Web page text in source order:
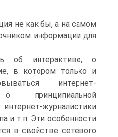
не как бы, а на самом
информации для
об интерактиве, о
в котором только и
интернет-
о принципиальной
журналистики
и т.п. Эти особенности
в свойстве сетевого